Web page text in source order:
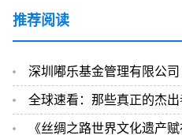
推荐阅读
深圳嘟乐基金管理有限公司（关于深圳
全球速看：那些真正的杰出者，如同我们暗夜行
《丝绸之路世界文化遗产